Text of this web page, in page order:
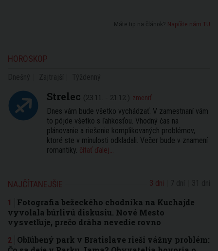
Máte tip na článok? Napíšte nám TU
HOROSKOP
Strelec (23.11. - 21.12.) zmeniť
Dnes vám bude všetko vychádzať. V zamestnaní vám
to pôjde všetko s ľahkosťou. Vhodný čas na
plánovanie a riešenie komplikovaných problémov,
ktoré ste v minulosti odkladali. Večer bude v znamení
romantiky. čítať ďalej...
NAJČÍTANEJŠIE 3 dni
Fotografia bežeckého chodníka na Kuchajde
vyvolala búrlivú diskusiu. Nové Mesto
vysvetľuje, prečo dráha nevedie rovno
Obľúbený park v Bratislave rieši vážny problém: